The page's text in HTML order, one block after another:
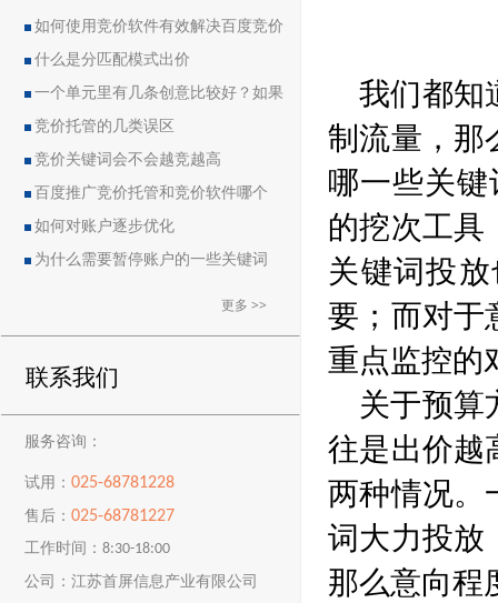
如何使用竞价软件有效解决百度竞价
中的恶点问题
什么是分匹配模式出价
一个单元里有几条创意比较好？如果
删除创意会导致账户流量突然下降吗？
竞价托管的几类误区
竞价关键词会不会越竞越高
百度推广竞价托管和竞价软件哪个
好？
如何对账户逐步优化
为什么需要暂停账户的一些关键词
更多 >>
联系我们
服务咨询：
试用：025-68781228
售后：025-68781227
工作时间：8:30-18:00
公司：江苏首屏信息产业有限公司
我们都知
制流量，那
哪一些关
的挖次工具
关键词投
要；而对于
重点监控的
关于预算
往是出价越
两种情况。
词大力投放
那么意向程